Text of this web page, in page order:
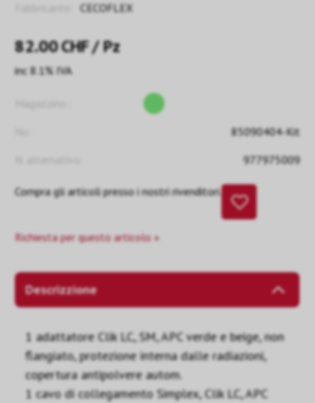
CECOFLEX
82.00CHF/ Pz
inc 8.1% IVA
85090404-Kit
977975009
Compra gli articoli presso i nostri rivenditori.
Richiesta per questo articolo »
Descrizzione
1 adattatore Clik LC, SM, APC verde e beige, non
flangiato, protezione interna dalle radiazioni,
copertura antipolvere autom.
1 cavo di collegamento Simplex, Clik LC, APC